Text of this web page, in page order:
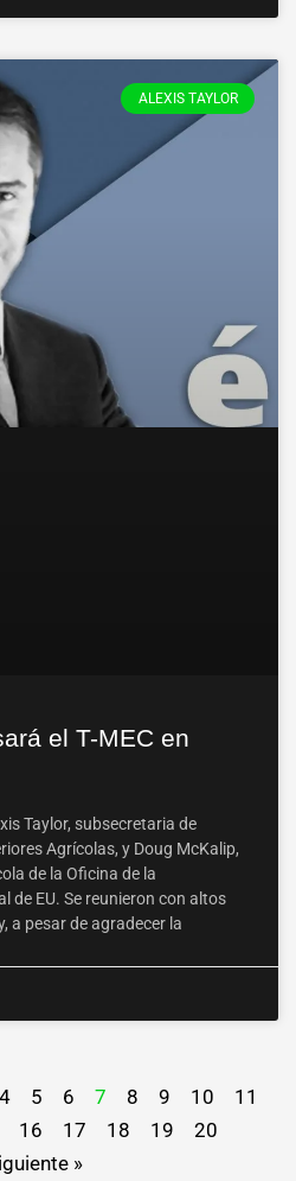
ALEXIS TAYLOR
el T-MEC en
Taylor, subsecretaria de
Agrícolas, y Doug McKalip,
de la Oficina de la
de EU. Se reunieron con altos
a pesar de agradecer la
4 5 6 7 8 9 10
11
16 17 18 19
20
»